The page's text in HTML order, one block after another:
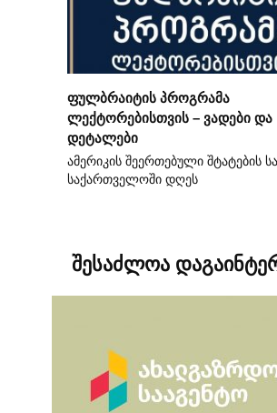
ფულბრაიტის პროგრამა
ლექტორებისთვის – ვადები და
დეტალები
ამერიკის შეერთებული შტატების
საქართველოში დღეს
შესაძლოა